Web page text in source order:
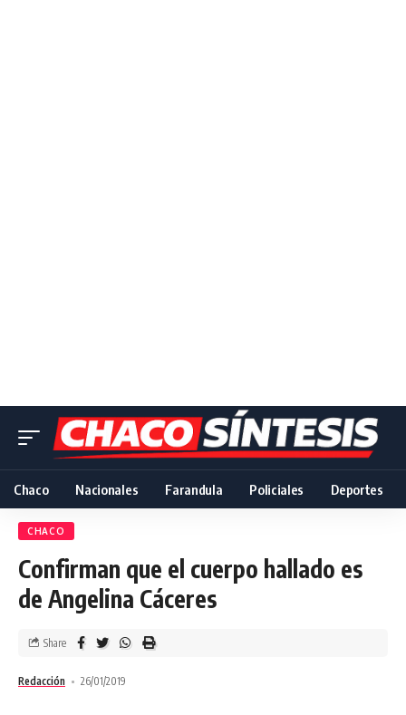
Chaco Nacionales Farandula Policiales Deportes
CHACO
Confirman que el cuerpo hallado es
de Angelina Cáceres
Redacción 26/01/2019
Share